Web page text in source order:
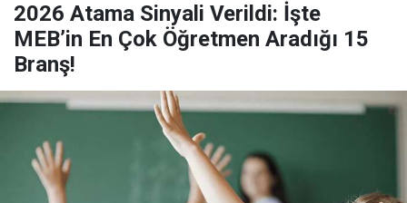
2026 Atama Sinyali Verildi: İşte
MEB’in En Çok Öğretmen Aradığı 15
Branş!